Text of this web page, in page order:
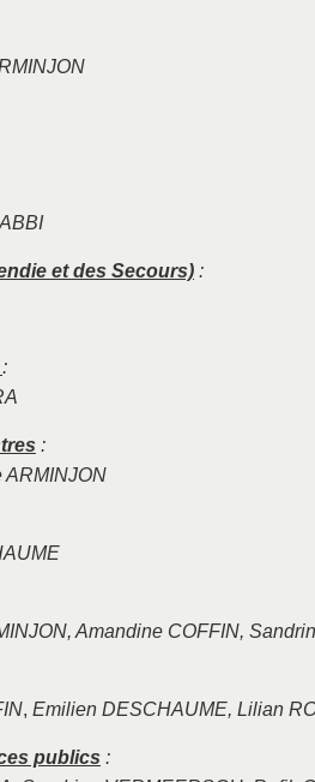
et des Secours) :
:
:
ARMINJON
Amandine COFFIN,
, Emilien DESCHAUME, Lilian
publics :